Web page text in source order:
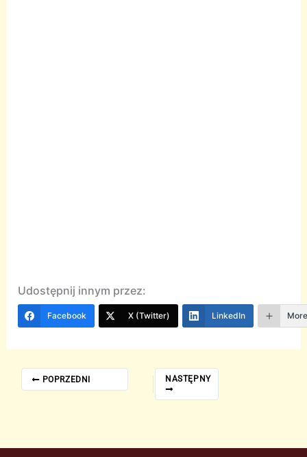
Udostępnij innym przez:
Facebook X (Twitter) LinkedIn
POPRZEDNI NASTĘPNY